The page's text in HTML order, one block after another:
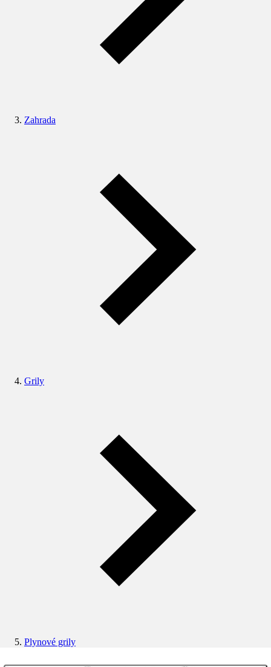
Zahrada
Grily
Plynové grily